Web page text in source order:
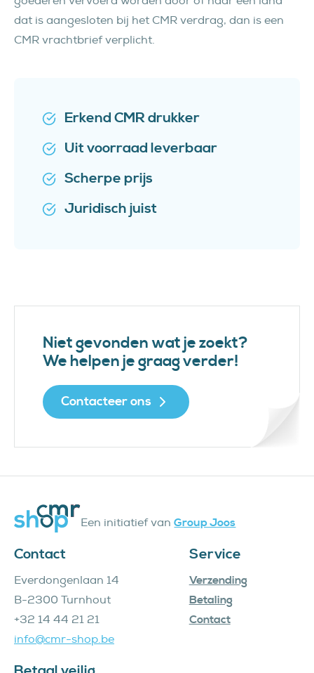
dat is aangesloten bij het CMR verdrag, dan is een
CMR vrachtbrief verplicht.
Erkend CMR drukker
Uit voorraad leverbaar
Scherpe prijs
Juridisch juist
Niet gevonden wat je zoekt?
We helpen je graag verder!
Contacteer ons
Een initiatief vanGroup Joos
Contact
Everdongenlaan 14
B-2300 Turnhout
+32 14 44 21 21
info@cmr-shop.be
Service
Verzending
Betaling
Contact